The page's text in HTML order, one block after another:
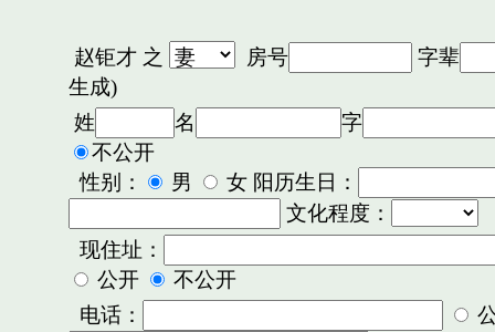
赵钜才之 房号
字辈
生成)
姓
名
字
不公开
性别：
男
女 阳历生日：
文化程度：
现住址：
公开
不公开
电话：